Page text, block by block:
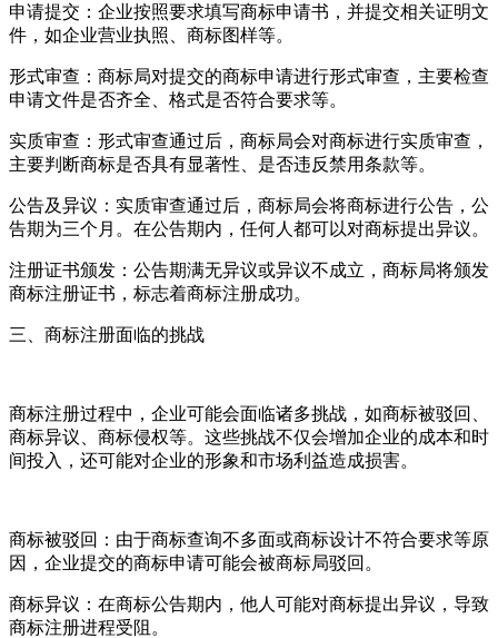
申请提交：企业按照要求填写商标申请书，并提交相关证明文
件，如企业营业执照、商标图样等。
形式审查：商标局对提交的商标申请进行形式审查，主要检查
申请文件是否齐全、格式是否符合要求等。
实质审查：形式审查通过后，商标局会对商标进行实质审查，
主要判断商标是否具有显著性、是否违反禁用条款等。
公告及异议：实质审查通过后，商标局会将商标进行公告，公
告期为三个月。在公告期内，任何人都可以对商标提出异议。
注册证书颁发：公告期满无异议或异议不成立，商标局将颁发
商标注册证书，标志着商标注册成功。
三、商标注册面临的挑战
商标注册过程中，企业可能会面临诸多挑战，如商标被驳回、
商标异议、商标侵权等。这些挑战不仅会增加企业的成本和时
间投入，还可能对企业的形象和市场利益造成损害。
商标被驳回：由于商标查询不多面或商标设计不符合要求等原
因，企业提交的商标申请可能会被商标局驳回。
商标异议：在商标公告期内，他人可能对商标提出异议，导致
商标注册进程受阻。